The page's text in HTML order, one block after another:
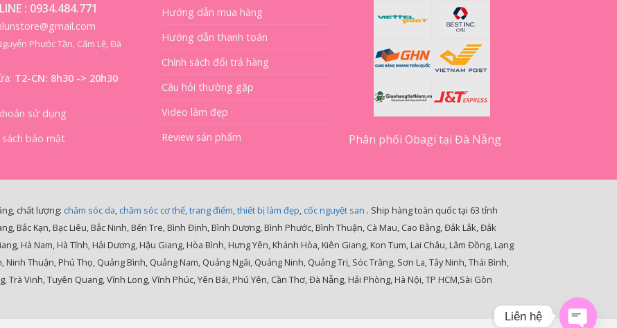
: 0934.484.771
Phước Tần, Cẩm Lệ, Đà
T2-CN: 8h30 -> 20h30
sử dụng
sách bảo mật
Hướng dẫn mua hàng
Hướng dẫn thanh toán
Chính sách đổi trả hàng
Câu hỏi thường gặp
Video làm đẹp
Review sản phẩm
Phân phối Obagi tại Đà Nẵng
chất lượng: chăm sóc da, chăm sóc cơ thể,trang điểm,thiết bị làm đẹp, cốc nguyệt san . Ship hàng toàn quốc tại 63 tỉnh
Bắc Kạn, Bạc Liêu, Bắc Ninh, Bến Tre, Bình Định, Bình Dương, Bình Phước, Bình Thuận, Cà Mau, Cao Bằng, Đắk Lắk, Đắk
Hà Nam, Hà Tĩnh, Hải Dương, Hậu Giang, Hòa Bình, Hưng Yên, Khánh Hòa, Kiên Giang, Kon Tum, Lai Châu, Lâm Đồng, Lạng
Ninh Thuận, Phú Thọ, Quảng Bình, Quảng Nam, Quảng Ngãi, Quảng Ninh, Quảng Trị, Sóc Trăng, Sơn La, Tây Ninh, Thái Bình,
Vinh, Tuyên Quang, Vĩnh Long, Vĩnh Phúc, Yên Bái, Phú Yên, Cần Thơ, Đà Nẵng, Hải Phòng, Hà Nội, TP HCM,Sài Gòn
Liên hệ